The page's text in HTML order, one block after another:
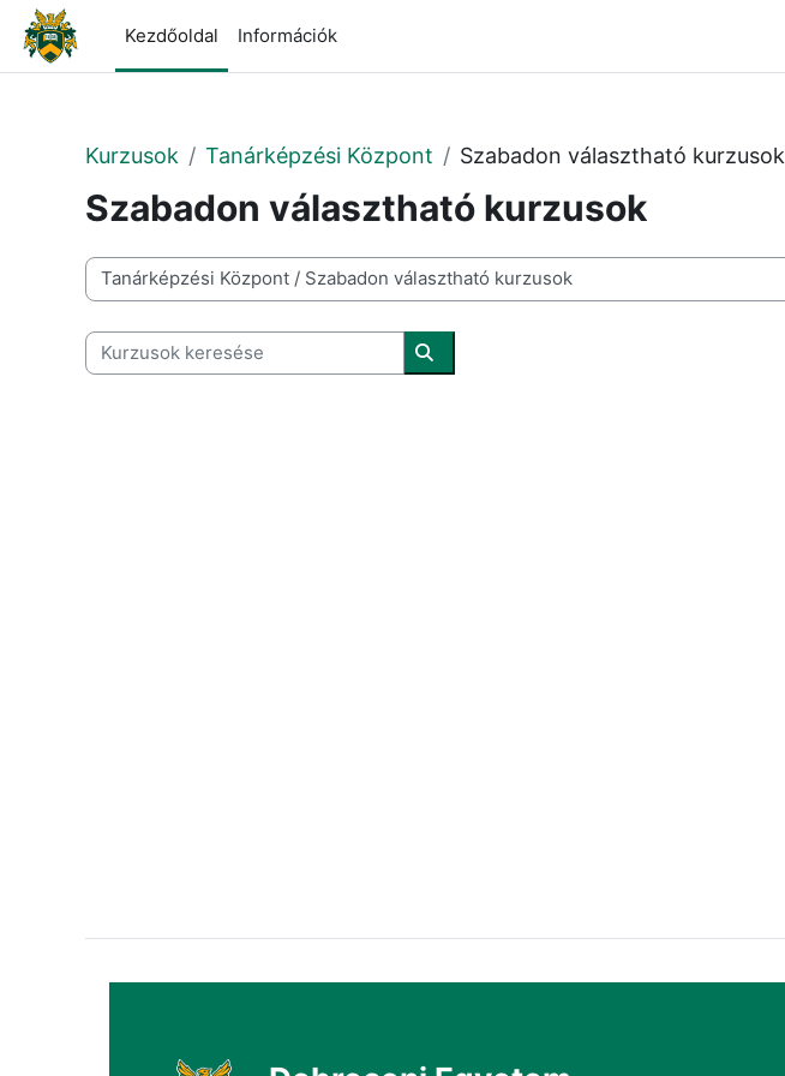
Tovább a fő tartalomhoz
Kezdőoldal
Információk
Kurzusok Tanárképzési Központ Szabadon választható kurzusok
Szabadon választható kurzusok
Kurzuskategóriák
Kurzusok keresése
Kurzusok keresése